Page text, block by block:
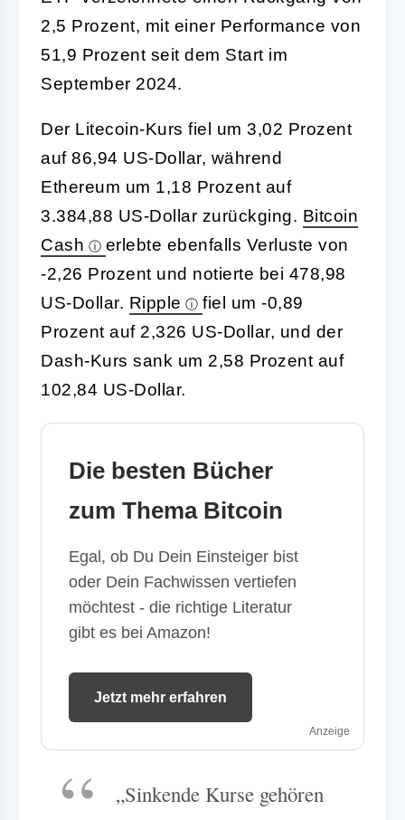
2,5 Prozent, mit einer Performance von
51,9 Prozent seit dem Start im
September 2024.
Der Litecoin-Kurs fiel um 3,02 Prozent
auf 86,94 US-Dollar, während
Ethereum um 1,18 Prozent auf
3.384,88 US-Dollar zurückging. Bitcoin
Cash
erlebte ebenfalls Verluste von
-2,26 Prozent und notierte bei 478,98
US-Dollar. Ripple
fiel um -0,89
Prozent auf 2,326 US-Dollar, und der
Dash-Kurs sank um 2,58 Prozent auf
102,84 US-Dollar.
Die besten Bücher
zum Thema Bitcoin
Egal, ob Du Dein Einsteiger bist
oder Dein Fachwissen vertiefen
möchtest - die richtige Literatur
gibt es bei Amazon!
Jetzt mehr erfahren
Anzeige
„Sinkende Kurse gehören